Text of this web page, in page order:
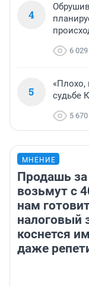
4
6 029
5
«Плохо,
судьбе
5 670
МНЕНИЕ
Продашь за
возьмут с
нам
налоговый
коснется
даже